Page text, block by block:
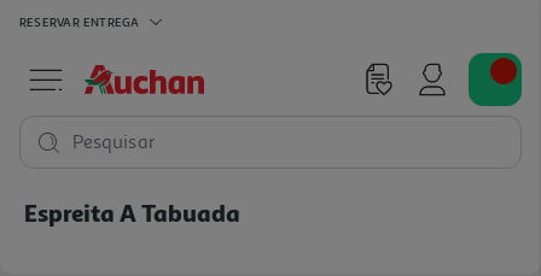
RESERVAR ENTREGA
Pesquisar
Espreita A Tabuada